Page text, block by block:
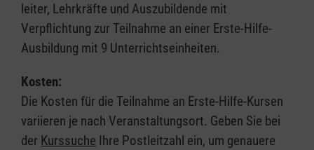
leiter, Lehrkräfte und Auszubildende mit
Verpflichtung zur Teilnahme an einer Erste-Hilfe-
Ausbildung mit 9 Unterrichtseinheiten.
Kosten:
Die Kosten für die Teilnahme an Erste-Hilfe-Kursen
variieren je nach Veranstaltungsort. Geben Sie bei
der Kurssuche Ihre Postleitzahl ein, um genauere